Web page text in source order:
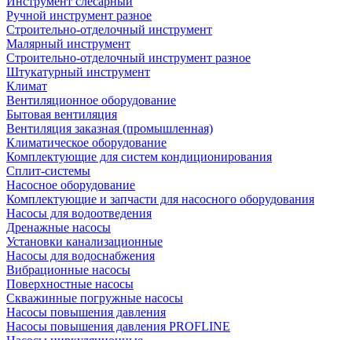
Ручной инструмент разное
Строительно-отделочный инструмент
Малярный инструмент
Строительно-отделочный инструмент разное
Штукатурный инструмент
Климат
Вентиляционное оборудование
Бытовая вентиляция
Вентиляция заказная (промышленная)
Климатическое оборудование
Комплектующие для систем кондиционирования
Сплит-системы
Насосное оборудование
Комплектующие и запчасти для насосного оборудования
Насосы для водоотведения
Дренажные насосы
Установки канализационные
Насосы для водоснабжения
Вибрационные насосы
Поверхностные насосы
Скважинные погружные насосы
Насосы повышения давления
Насосы повышения давления PROFLINE